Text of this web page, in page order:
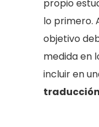
propio
lo primero.
objetivo
medida en
incluir en